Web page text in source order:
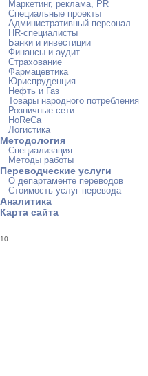
Маркетинг, реклама, PR
Специальные проекты
Административный персонал
HR-специалисты
Банки и инвестиции
Финансы и аудит
Страхование
Фармацевтика
Юриспруденция
Нефть и Газ
Товары народного потребления
Розничные сети
HoReCa
Логистика
Методология
Специализация
Методы работы
Переводческие услуги
О департаменте переводов
Стоимость услуг перевода
Аналитика
Карта сайта
10